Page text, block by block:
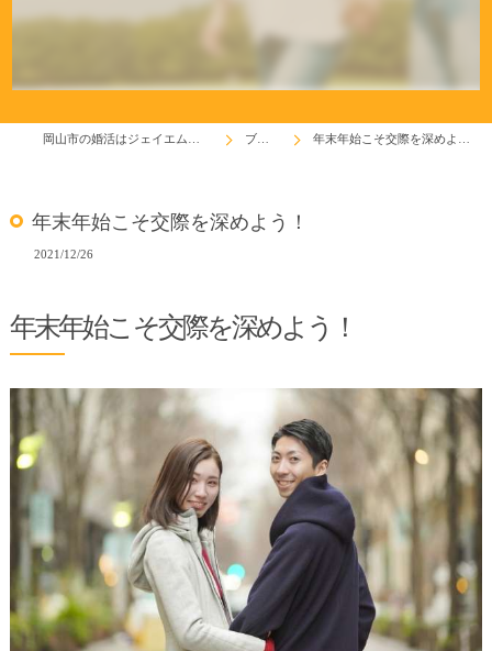
ブログ 年末年始こそ交際を深めよう！
年末年始こそ交際を深めよう！
2021/12/26
年末年始こそ交際を深めよう！